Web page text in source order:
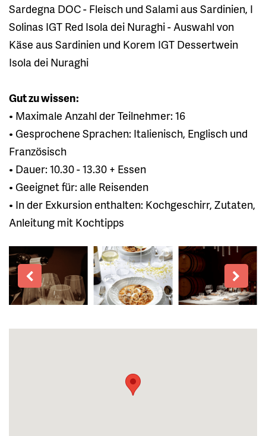
Sardegna DOC - Fleisch und Salami aus Sardinien, I
Solinas IGT Red Isola dei Nuraghi - Auswahl von
Käse aus Sardinien und Korem IGT Dessertwein
Isola dei Nuraghi
Gut zu wissen:
• Maximale Anzahl der Teilnehmer: 16
• Gesprochene Sprachen: Italienisch, Englisch und
Französisch
• Dauer: 10.30 - 13.30 + Essen
• Geeignet für: alle Reisenden
• In der Exkursion enthalten: Kochgeschirr, Zutaten,
Anleitung mit Kochtipps